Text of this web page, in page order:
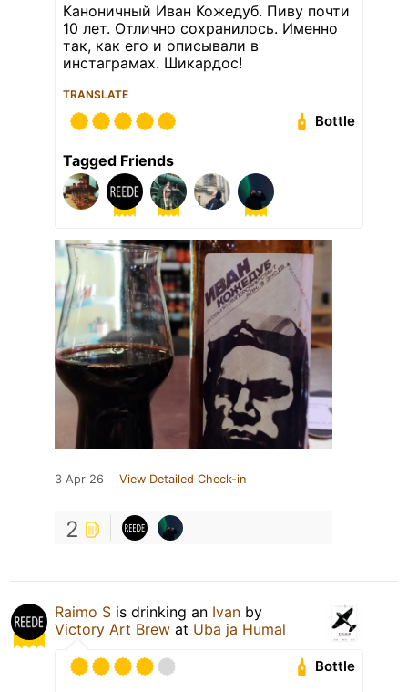
Каноничный Иван Кожедуб. Пиву почти
10 лет. Отлично сохранилось. Именно
так, как его и описывали в
инстаграмах. Шикардос!
TRANSLATE
Bottle
Tagged Friends
3 Apr 26 View Detailed Check-in
2
Raimo S is drinking an Ivan by
Victory Art Brew at Uba ja Humal
Bottle